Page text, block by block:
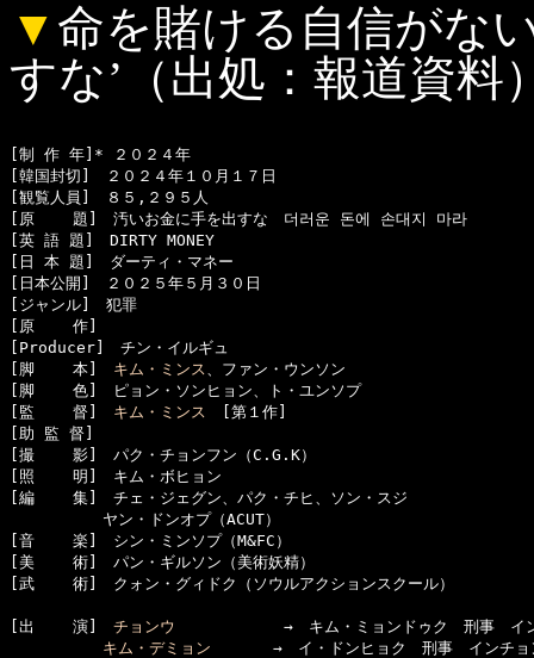
▼ 命を賭ける自信がな
すな’（出処：報道資料
[制 作 年]* ２０２４年
[韓国封切]　２０２４年１０月１７日
[観覧人員]　８５,２９５人
[原    題]　汚いお金に手を出すな　더러운 돈에 손대지 마라
[英 語 題]　DIRTY MONEY
[日 本 題]　ダーティ・マネー
[日本公開]　２０２５年５月３０日
[ジャンル]　犯罪
[原    作]
[Producer]　チン・イルギュ
[脚    本] キム・ミンス、ファン・ウンソン
[脚    色]　ピョン・ソンヒョン、ト・ユンソプ
[監    督] キム・ミンス [第１作]
[助 監 督]
[撮    影]　パク・チョンフン（C.G.K）
[照    明]　キム・ボヒョン
[編    集]　チェ・ジェグン、パク・チヒ、ソン・スジ
ヤン・ドンオプ（ACUT）
[音    楽]　シン・ミンソプ（M&FC）
[美    術]　パン・ギルソン（美術妖精）
[武    術]　クォン・グィドク（ソウルアクションスクール）
[出    演] チョンウ
→　キム・ミョンドゥク　刑事　インチョ
キム・デミョン →　イ・ドンヒョク　刑事　インチョン